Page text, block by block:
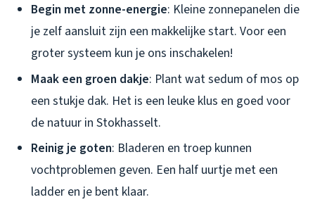
Begin met zonne-energie: Kleine zonnepanelen die
je zelf aansluit zijn een makkelijke start. Voor een
groter systeem kun je ons inschakelen!
Maak een groen dakje: Plant wat sedum of mos op
een stukje dak. Het is een leuke klus en goed voor
de natuur in Stokhasselt.
Reinig je goten: Bladeren en troep kunnen
vochtproblemen geven. Een half uurtje met een
ladder en je bent klaar.